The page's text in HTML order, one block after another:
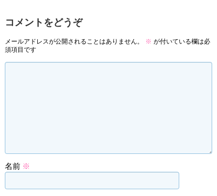
コメントをどうぞ
メールアドレスが公開されることはありません。 ※ が付いている欄は必
須項目です
名前 ※